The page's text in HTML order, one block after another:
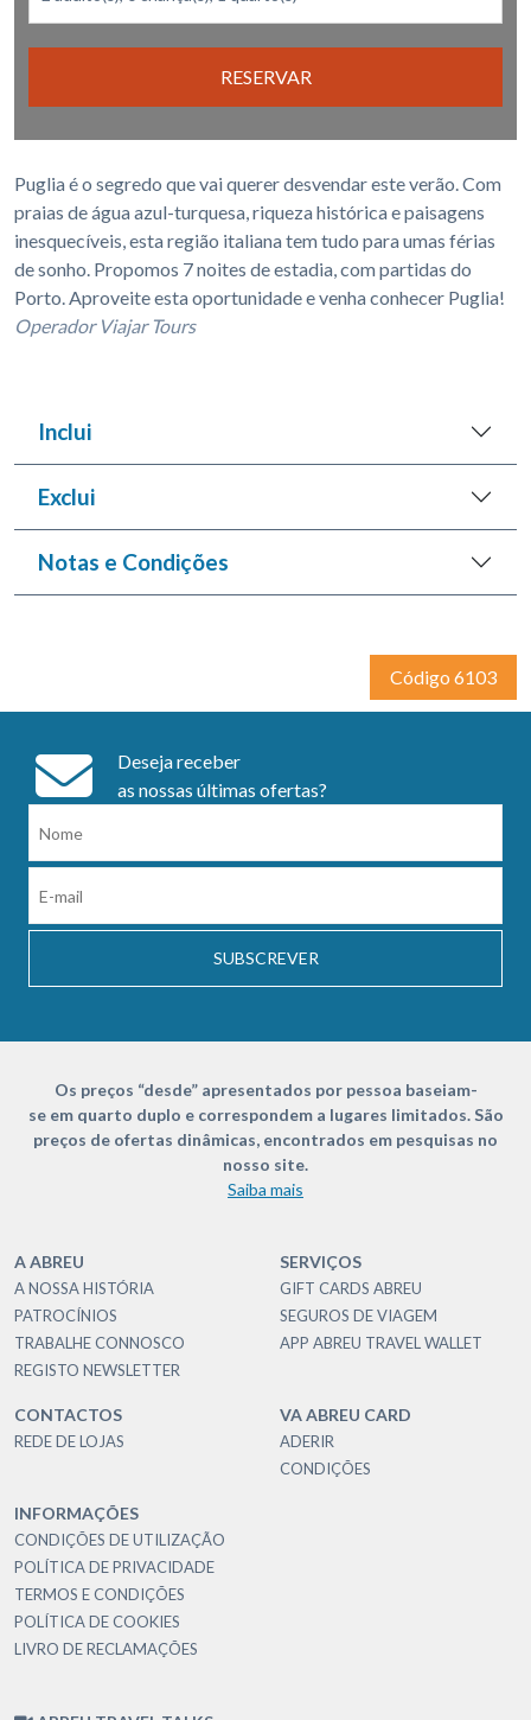
RESERVAR
Puglia é o segredo que vai querer desvendar este verão. Com
praias de água azul-turquesa, riqueza histórica e paisagens
inesquecíveis, esta região italiana tem tudo para umas férias
de sonho. Propomos 7 noites de estadia, com partidas do
Porto. Aproveite esta oportunidade e venha conhecer Puglia!
Operador Viajar Tours
Inclui
Exclui
Notas e Condições
Código 6103
Deseja receber
as nossas últimas ofertas?
SUBSCREVER
Os preços “desde” apresentados por pessoa baseiam-
se em quarto duplo e correspondem a lugares limitados. São
preços de ofertas dinâmicas, encontrados em pesquisas no
nosso site.
Saiba mais
A ABREU
A NOSSA HISTÓRIA
PATROCÍNIOS
TRABALHE CONNOSCO
REGISTO NEWSLETTER
SERVIÇOS
GIFT CARDS ABREU
SEGUROS DE VIAGEM
APP ABREU TRAVEL WALLET
CONTACTOS
REDE DE LOJAS
VA ABREU CARD
ADERIR
CONDIÇÕES
INFORMAÇÕES
CONDIÇÕES DE UTILIZAÇÃO
POLÍTICA DE PRIVACIDADE
TERMOS E CONDIÇÕES
POLÍTICA DE COOKIES
LIVRO DE RECLAMAÇÕES